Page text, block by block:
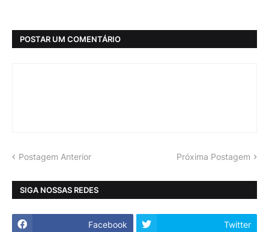
POSTAR UM COMENTÁRIO
Postagem Anterior Próxima Postagem
SIGA NOSSAS REDES
Facebook Twitter